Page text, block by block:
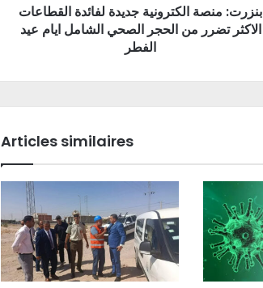
بنزرت: منصة الكترونية جديدة لفائدة القطاعات
الاكثر تضرر من الحجر الصحي الشامل ايام عيد
الفطر
Articles similaires